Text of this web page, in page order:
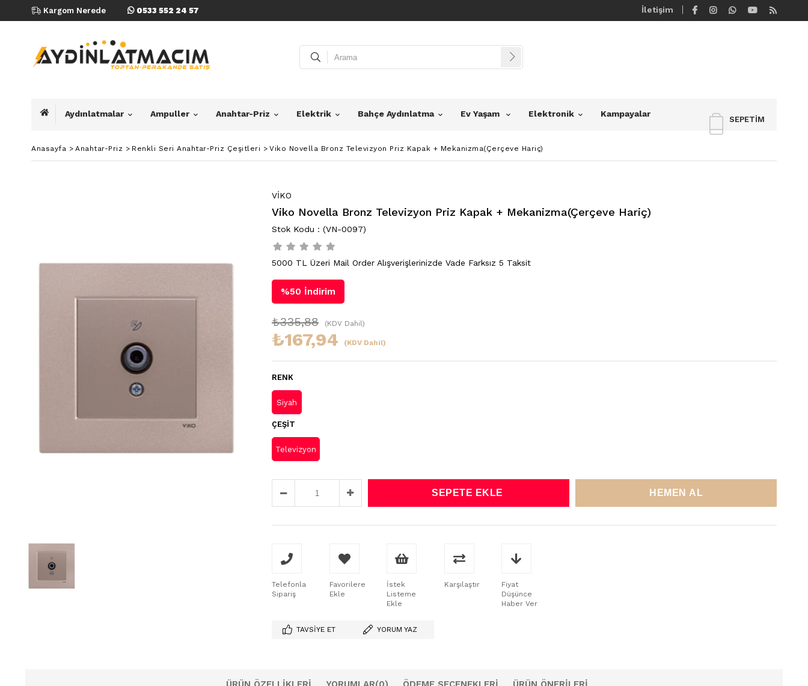
Kargom Nerede 0533 552 24 57 İletişim
SEPETIM
Aydınlatmalar Ampuller Anahtar-Priz Elektrik Bahçe Aydınlatma Ev Yaşam Elektronik Kampayalar
Anasayfa > Anahtar-Priz > Renkli Seri Anahtar-Priz Çeşitleri > Viko Novella Bronz Televizyon Priz Kapak + Mekanizma(Çerçeve Hariç)
VİKO
Viko Novella Bronz Televizyon Priz Kapak + Mekanizma(Çerçeve Hariç)
(VN-0097)
5000 TL Üzeri Mail Order Alışverişlerinizde Vade Farksız 5 Taksit
%50 İndirim
₺335,88 (KDV Dahil)
₺167,94 (KDV Dahil)
RENK
Siyah
ÇEŞIT
Televizyon
Telefonla
Sipariş
Favorilere
Ekle
İstek
Listeme
Ekle
Karşılaştır
Fiyat
Düşünce
Haber Ver
TAVSIYE ET YORUM YAZ